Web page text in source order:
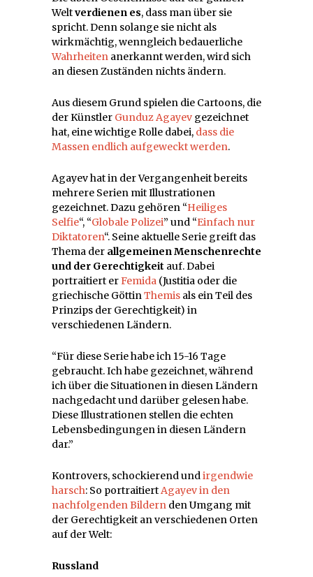
Weltverdienen es, dass man über sie
spricht. Denn solange sie nicht als
wirkmächtig, wenngleich bedauerliche
Wahrheiten anerkannt werden, wird sich
an diesen Zuständen nichts ändern.
Aus diesem Grund spielen die Cartoons, die
der Künstler Gunduz Agayev gezeichnet
hat, eine wichtige Rolle dabei, dass die
Massen endlich aufgeweckt werden.
Agayev hat in der Vergangenheit bereits
mehrere Serien mit Illustrationen
gezeichnet. Dazu gehören “Heiliges
Selfie“, “Globale Polizei” und “Einfach nur
Diktatoren“. Seine aktuelle Serie greift das
Thema der allgemeinen Menschenrechte
und der Gerechtigkeit auf. Dabei
portraitiert erFemida (Justitia oder die
griechische GöttinThemis als ein Teil des
Prinzips der Gerechtigkeit) in
verschiedenen Ländern.
“Für diese Serie habe ich 15-16 Tage
gebraucht. Ich habe gezeichnet, während
ich über die Situationen in diesen Ländern
nachgedacht und darüber gelesen habe.
Diese Illustrationen stellen die echten
Lebensbedingungen in diesen Ländern
dar.”
Kontrovers, schockierend undirgendwie
harsch: So portraitiertAgayev in den
nachfolgenden Bildern den Umgang mit
der Gerechtigkeit an verschiedenen Orten
auf der Welt:
Russland